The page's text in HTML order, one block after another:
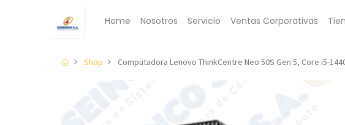
Home Nosotros Servicio Ventas Corporativas
Shop Computadora Lenovo ThinkCentre Neo 50S Gen 5, Core i5-